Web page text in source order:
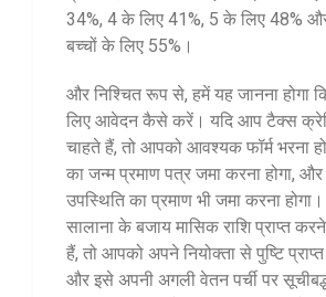
34%, 4 के लिए 41%, 5 के लिए 48%
बच्चों के लिए 55%।
और निश्चित रूप से, हमें यह जानना होगा
लिए आवेदन कैसे करें। यदि आप टैक्स
चाहते हैं, तो आपको आवश्यक फॉर्म भरना
का जन्म प्रमाण पत्र जमा करना होगा,
उपस्थिति का प्रमाण भी जमा करना
सालाना के बजाय मासिक राशि प्राप्त
हैं, तो आपको अपने नियोक्ता से पुष्टि
और इसे अपनी अगली वेतन पर्ची पर